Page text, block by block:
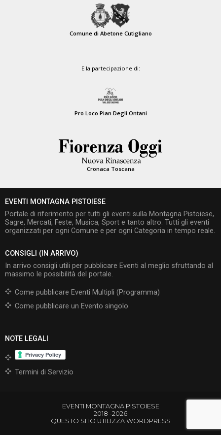
Comune di Abetone Cutigliano
E la partecipazione di:
Pro Loco Pian Degli Ontani
Cronaca Toscana
EVENTI MONTAGNA PISTOIESE
Portale di riferimento per tutti gli eventi sulla Montagna Pistoiese,
Sagre, Mercati, Feste, Musica, Sport e tanto altro. Tutti gli eventi
organizzati per ogni Comune e per ogni Categoria in tempo reale.
CONSIGLI (IN ARRIVO)
In arrivo consigli utili per pubblicare Eventi al meglio sfruttando al
massimo le possibilità del portale.
Come pubblicare Eventi Multipli (Programma)
Come pubblicare un Evento singolo
NOTE LEGALI
Termini di Servizio
EVENTI MONTAGNA PISTOIESE
2018 -2026
QUESTO SITO UTILIZZA WORDPRESS